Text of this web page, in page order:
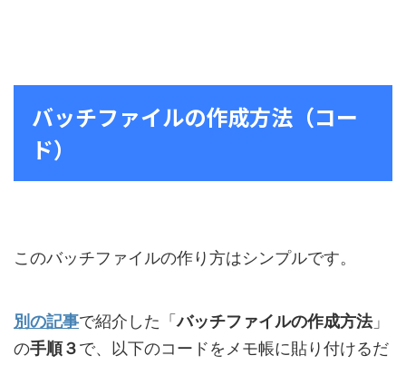
バッチファイルの作成方法（コー
ド）
このバッチファイルの作り方はシンプルです。
別の記事で紹介した「バッチファイルの作成方法」
の手順３で、以下のコードをメモ帳に貼り付けるだ